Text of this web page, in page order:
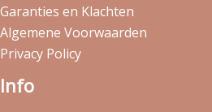
Garanties en Klachten
Algemene Voorwaarden
Privacy Policy
Info